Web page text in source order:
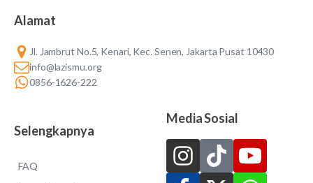
Alamat
Jl. Jambrut No.5, Kenari, Kec. Senen, Jakarta Pusat 10430
info@lazismu.org
0856-1626-222
Selengkapnya
FAQ
Media Sosial